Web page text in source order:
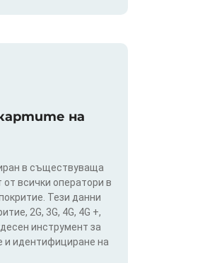
на
в съществуваща
всички оператори в
Тези данни
2G, 3G, 4G, 4G +,
инструмент за
и идентифициране на